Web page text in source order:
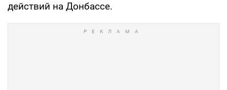
действий на Донбассе.